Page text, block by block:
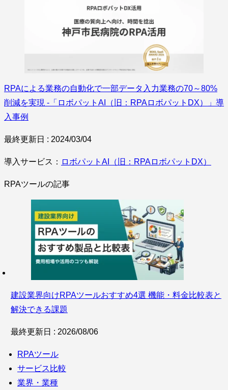
RPAによる業務の自動化で一部データ入力業務の70～80%
削減を実現 -「ロボパットAI（旧：RPAロボパットDX）」導
入事例
最終更新日 : 2024/03/04
導入サービス： ロボパットAI（旧：RPAロボパットDX）
RPAツールの記事
建設業界向けRPAツールおすすめ4選 機能・料金比較表と
解決できる課題
最終更新日 : 2026/08/06
RPAツール
サービス比較
業界・業種